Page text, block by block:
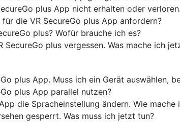
plus App nicht erhalten oder
die VR SecureGo plus App anfordern?
plus? Wofür brauche ich es?
plus vergessen. Was mache ich
plus App. Muss ich ein Gerät auswählen,
plus App parallel nutzen?
die Spracheinstellung ändern. Wie mache
gesperrt. Was muss ich jetzt tun?